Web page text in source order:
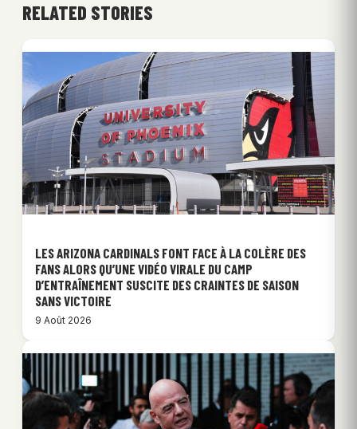
RELATED STORIES
LES ARIZONA CARDINALS FONT FACE À LA COLÈRE DES
FANS ALORS QU’UNE VIDÉO VIRALE DU CAMP
D’ENTRAÎNEMENT SUSCITE DES CRAINTES DE SAISON
SANS VICTOIRE
9 Août 2026